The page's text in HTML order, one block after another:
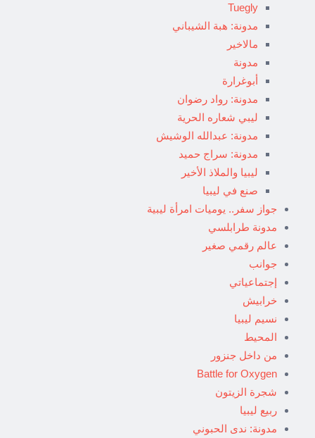
Tuegly
مدونة: هبة الشيباني
مالاخير
مدونة
أبوغرارة
مدونة: رواد رضوان
ليبي شعاره الحرية
مدونة: عبدالله الوشيش
مدونة: سراج حميد
ليبيا والملاذ الأخير
صنع في ليبيا
جواز سفر.. يوميات امرأة ليبية
مدونة طرابلسي
عالم رقمي صغير
جوانب
إجتماعياتي
خرابيش
نسيم ليبيا
المحيط
من داخل جنزور
Battle for Oxygen
شجرة الزيتون
ربيع ليبيا
مدونة: ندى الحبوني